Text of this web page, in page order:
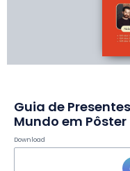
Guia de
Mundo em Pôster
Download